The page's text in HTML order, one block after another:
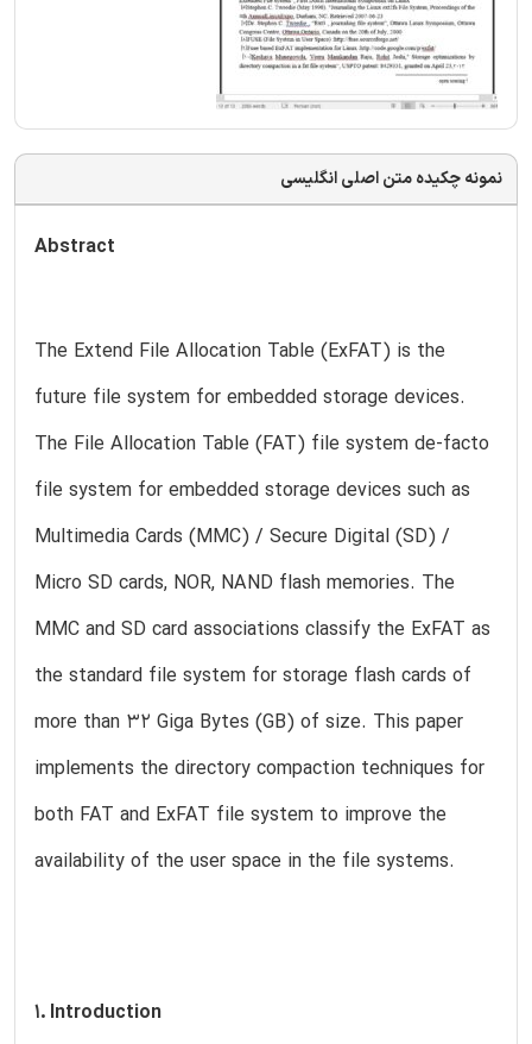
نمونه چکیده متن اصلی انگلیسی
Abstract
The Extend File Allocation Table (ExFAT) is the
future file system for embedded storage devices.
The File Allocation Table (FAT) file system de-facto
file system for embedded storage devices such as
Multimedia Cards (MMC) / Secure Digital (SD) /
Micro SD cards, NOR, NAND flash memories. The
MMC and SD card associations classify the ExFAT as
the standard file system for storage flash cards of
more than 32 Giga Bytes (GB) of size. This paper
implements the directory compaction techniques for
both FAT and ExFAT file system to improve the
availability of the user space in the file systems.
1. Introduction